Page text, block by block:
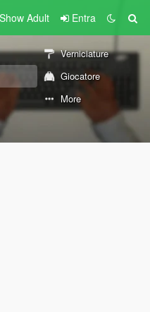
Show Adult Entra
Verniciature
Giocatore
More